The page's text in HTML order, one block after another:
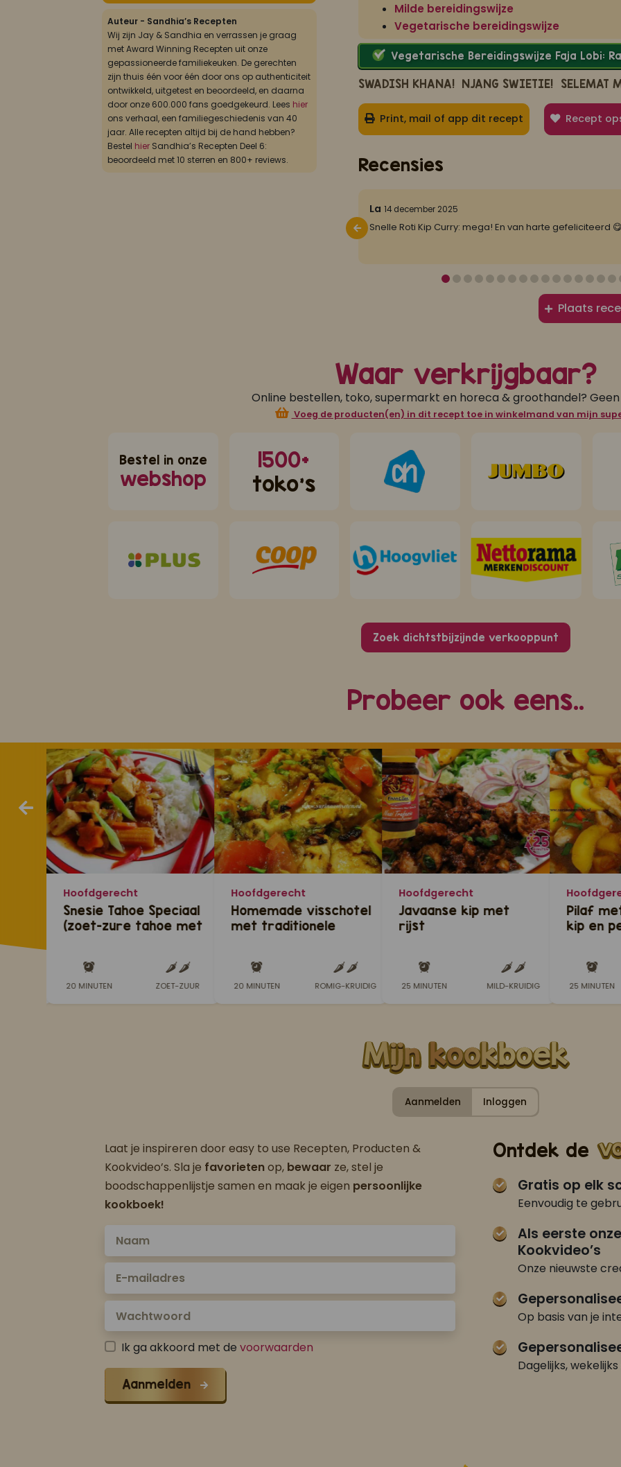
Auteur - Sandhia’s Recepten
Wij zijn Jay & Sandhia en verrassen je graag
met Award Winning Recepten uit onze
gepassioneerde familiekeuken. De gerechten
zijn thuis één voor één door ons op authenticiteit
ontwikkeld, uitgetest en beoordeeld, en daarna
door onze 600.000 fans goedgekeurd. Lees hier
ons verhaal, een familiegeschiedenis van 40
jaar. Alle recepten altijd bij de hand hebben?
Bestel hier Sandhia’s Recepten Deel 6:
beoordeeld met 10 sterren en 800+ reviews.
Milde bereidingswijze
Vegetarische bereidingswijze
Vegetarische Bereidingswijze Faja Lobi:
SWADISH KHANA! NJANG SWIETIE! SELEMAT
Print, mail of app dit recept Recept
Recensies
La 14 december 2025
Snelle Roti Kip Curry: mega! En van harte gefeliciteerd
Plaats
Waar verkrijgbaar?
Online bestellen, toko, supermarkt en horeca & groothandel?
Voeg de producten(en) in dit recept toe in winkelmand van mijn
Bestel in onze
webshop
1500+
toko's
Zoek dichtstbijzijnde verkooppunt
Probeer ook eens..
Hoofdgerecht
Snesie Tahoe Speciaal
(zoet-zure tahoe met
20 MINUTEN ZOET-ZUUR
Hoofdgerecht
Homemade visschotel
met traditionele
20 MINUTEN ROMIG-KRUIDIG
Hoofdgerecht
Javaanse kip met
rijst
25 MINUTEN MILD-KRUIDIG
Pilaf
kip en
25 MINUTEN
Aanmelden Inloggen
Laat je inspireren door easy to use Recepten, Producten &
Kookvideo’s. Sla je favorietenop, bewaar ze, stel je
boodschappenlijstje samen en maak je eigen persoonlijke
kookboek!
Ik ga akkoord met de voorwaarden
Aanmelden
Ontdek de
Gratis op elk
Eenvoudig te
Als eerste
Kookvideo’s
Onze nieuwste
Op basis van je
Dagelijks,